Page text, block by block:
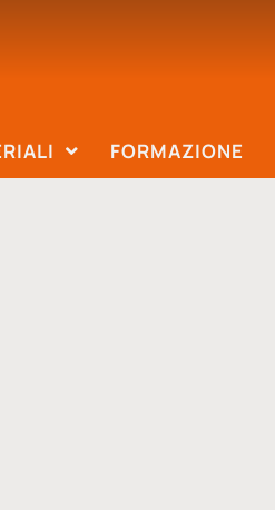
FORMAZIONE